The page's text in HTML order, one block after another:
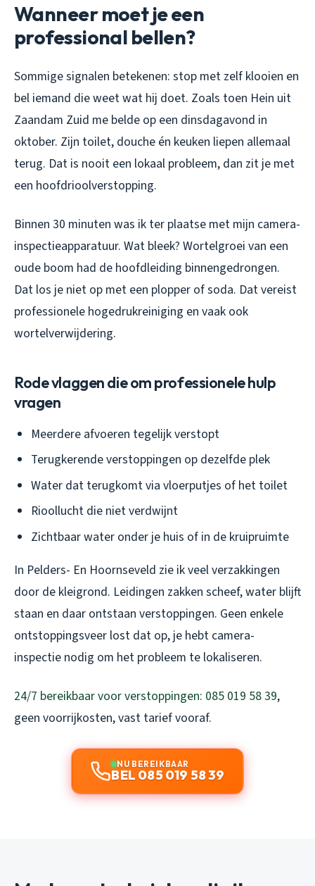
Wanneer moet je een
professional bellen?
Sommige signalen betekenen: stop met zelf klooien en
bel iemand die weet wat hij doet. Zoals toen Hein uit
Zaandam Zuid me belde op een dinsdagavond in
oktober. Zijn toilet, douche én keuken liepen allemaal
terug. Dat is nooit een lokaal probleem, dan zit je met
een hoofdrioolverstopping.
Binnen 30 minuten was ik ter plaatse met mijn camera-
inspectieapparatuur. Wat bleek? Wortelgroei van een
oude boom had de hoofdleiding binnengedrongen.
Dat los je niet op met een plopper of soda. Dat vereist
professionele hogedrukreiniging en vaak ook
wortelverwijdering.
Rode vlaggen die om professionele hulp
vragen
Meerdere afvoeren tegelijk verstopt
Terugkerende verstoppingen op dezelfde plek
Water dat terugkomt via vloerputjes of het toilet
Rioollucht die niet verdwijnt
Zichtbaar water onder je huis of in de kruipruimte
In Pelders- En Hoornseveld zie ik veel verzakkingen
door de kleigrond. Leidingen zakken scheef, water blijft
staan en daar ontstaan verstoppingen. Geen enkele
ontstoppingsveer lost dat op, je hebt camera-
inspectie nodig om het probleem te lokaliseren.
24/7 bereikbaar voor verstoppingen: 085 019 58 39,
geen voorrijkosten, vast tarief vooraf.
NU BEREIKBAAR
BEL 085 019 58 39